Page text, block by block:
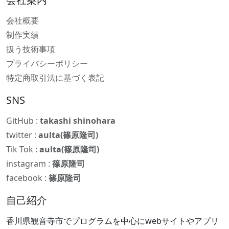
会社概要
制作実績
扱う技術事項
プライバシーポリシー
特定商取引法に基づく表記
SNS
GitHub : takashi shinohara
twitter : aulta(篠原隆司)
Tik Tok : aulta(篠原隆司)
instagram : 篠原隆司
facebook : 篠原隆司
自己紹介
香川県観音寺市でプログラムを中心にwebサイトやアプリ